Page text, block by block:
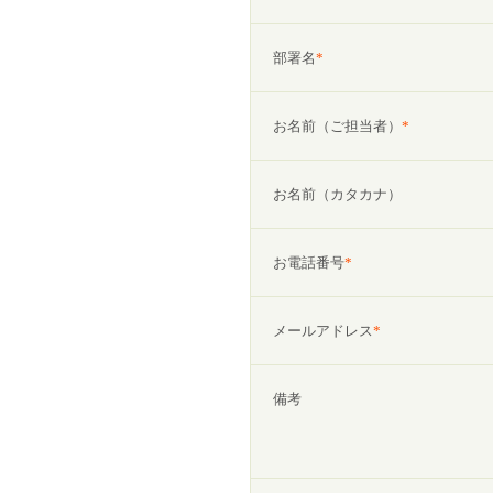
部署名*
お名前（ご担当者） *
お名前（カタカナ）
お電話番号*
メールアドレス*
備考